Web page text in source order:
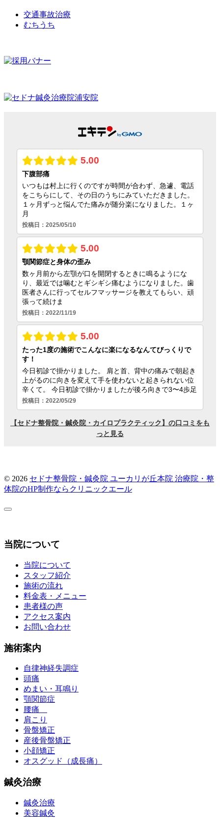
交通事故治療
むちうち
© 2026 セドナ整骨院・鍼灸院 ユーカリが丘本院 治療院・整
体院のHP制作ならクリニックエール
当院について
当院について
スタッフ紹介
施術の流れ
料金表・メニュー
患者様の声
アクセス案内
お問い合わせ
施術案内
自律神経失調症
頭痛
めまい・耳鳴り
顎関節症
腰痛
肩こり
骨盤矯正
産後骨盤矯正
小顔矯正
オスグッド（成長痛）
鍼灸治療
鍼灸治療
美容鍼灸